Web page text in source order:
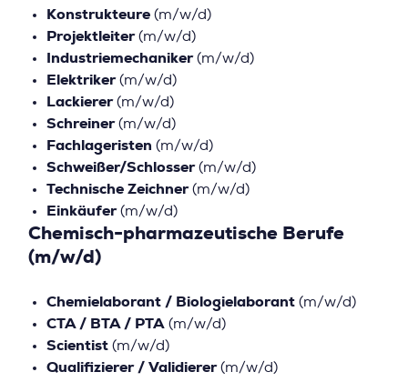
Konstrukteure (m/w/d)
Projektleiter(m/w/d)
Industriemechaniker(m/w/d)
Elektriker(m/w/d)
Lackierer(m/w/d)
Schreiner(m/w/d)
Fachlageristen (m/w/d)
Schweißer/Schlosser(m/w/d)
Technische Zeichner(m/w/d)
Einkäufer(m/w/d)
Chemisch-pharmazeutische Berufe
(m/w/d)
Chemielaborant / Biologielaborant (m/w/d)
CTA / BTA / PTA (m/w/d)
Scientist (m/w/d)
Qualifizierer / Validierer(m/w/d)